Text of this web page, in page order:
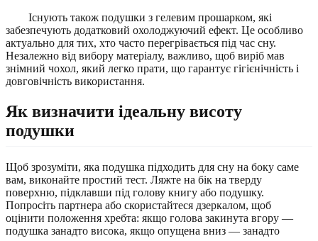
Існують також подушки з гелевим прошарком, які
забезпечують додатковий охолоджуючий ефект. Це особливо
актуально для тих, хто часто перегрівається під час сну.
Незалежно від вибору матеріалу, важливо, щоб виріб мав
знімний чохол, який легко прати, що гарантує гігієнічність і
довговічність використання.
Як визначити ідеальну висоту
подушки
Щоб зрозуміти, яка подушка підходить для сну на боку саме
вам, виконайте простий тест. Ляжте на бік на тверду
поверхню, підклавши під голову книгу або подушку.
Попросіть партнера або скористайтеся дзеркалом, щоб
оцінити положення хребта: якщо голова закинута вгору —
подушка занадто висока, якщо опущена вниз — занадто